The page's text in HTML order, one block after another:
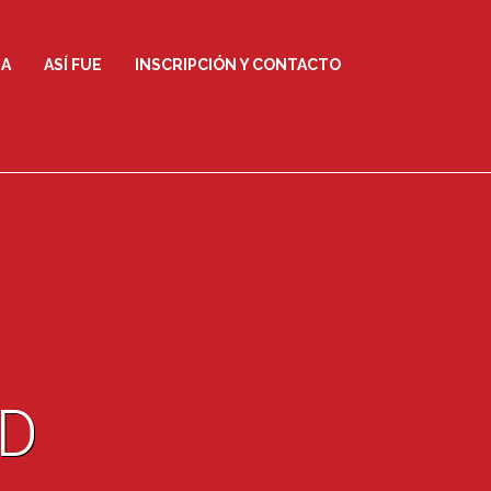
ASÍ FUE INSCRIPCIÓN Y CONTACTO